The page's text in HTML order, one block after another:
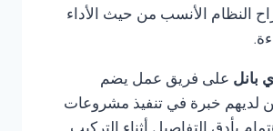
النظام الأنسب من حيث الأداء
بانل على فريق عمل يضم
لديهم خبرة في تنفيذ مشروعات